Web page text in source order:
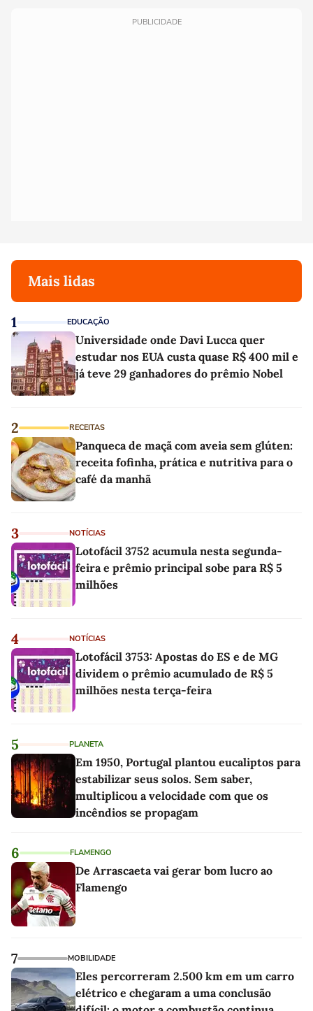
PUBLICIDADE
Mais lidas
1 EDUCAÇÃO
Universidade onde Davi Lucca quer
estudar nos EUA custa quase R$ 400 mil e
já teve 29 ganhadores do prêmio Nobel
2 RECEITAS
Panqueca de maçã com aveia sem glúten:
receita fofinha, prática e nutritiva para o
café da manhã
3 NOTÍCIAS
Lotofácil 3752 acumula nesta segunda-
feira e prêmio principal sobe para R$ 5
milhões
4 NOTÍCIAS
Lotofácil 3753: Apostas do ES e de MG
dividem o prêmio acumulado de R$ 5
milhões nesta terça-feira
5 PLANETA
Em 1950, Portugal plantou eucaliptos para
estabilizar seus solos. Sem saber,
multiplicou a velocidade com que os
incêndios se propagam
6 FLAMENGO
De Arrascaeta vai gerar bom lucro ao
Flamengo
7 MOBILIDADE
Eles percorreram 2.500 km em um carro
elétrico e chegaram a uma conclusão